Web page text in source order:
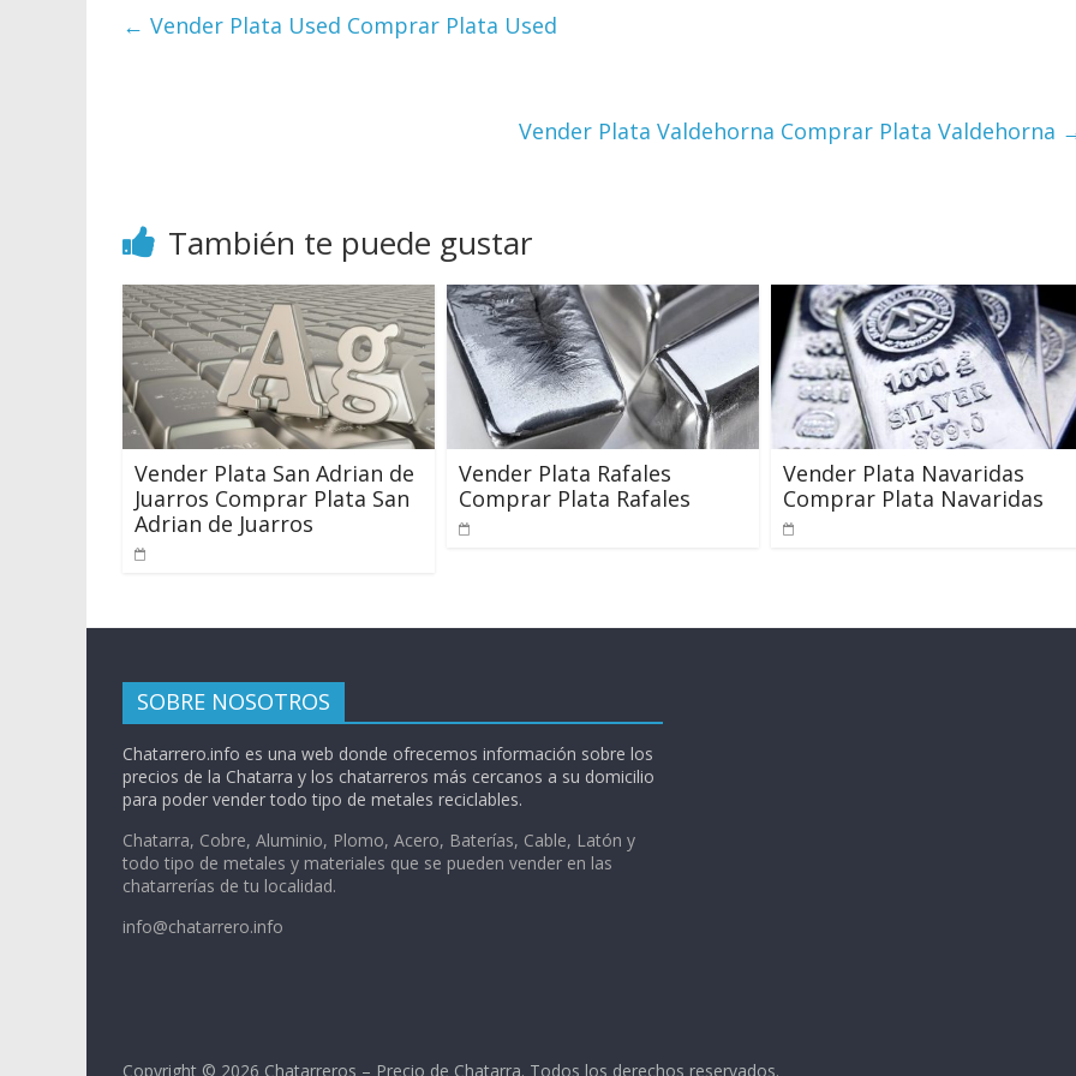
← Vender Plata Used Comprar Plata Used
Vender Plata Valdehorna Comprar Plata Valdehorna
También te puede gustar
Vender Plata San Adrian de
Juarros Comprar Plata San
Adrian de Juarros
Vender Plata Rafales
Comprar Plata Rafales
Vender Plata Navaridas
Comprar Plata Navaridas
SOBRE NOSOTROS
Chatarrero.info es una web donde ofrecemos información sobre los
precios de la Chatarra y los chatarreros más cercanos a su domicilio
para poder vender todo tipo de metales reciclables.
Chatarra, Cobre, Aluminio, Plomo, Acero, Baterías, Cable, Latón y
todo tipo de metales y materiales que se pueden vender en las
chatarrerías de tu localidad.
info@chatarrero.info
Copyright © 2026 Chatarreros – Precio de Chatarra. Todos los derechos reservados.